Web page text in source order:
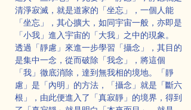
清淨寂滅，就是道家的「坐忘」，一個人能
「坐忘」，其心擴大，如同宇宙一般，亦即是
「小我」進入宇宙的「大我」之中的現象。
透過「靜慮」來進一步學習「攝念」，其目的
是集中一念，從而破除「我念」，將這個
「我」徹底消除，達到無我相的境地。「靜
慮」是「內明」的方法，「攝念」就是「斷六
根」，由此便進入了「真寂靜」的境界，得到